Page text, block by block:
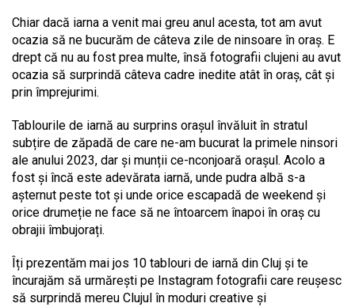
Chiar dacă iarna a venit mai greu anul acesta, tot am avut
ocazia să ne bucurăm de câteva zile de ninsoare în oraș. E
drept că nu au fost prea multe, însă fotografii clujeni au avut
ocazia să surprindă câteva cadre inedite atât în oraș, cât și
prin împrejurimi.
Tablourile de iarnă au surprins orașul învăluit în stratul
subțire de zăpadă de care ne-am bucurat la primele ninsori
ale anului 2023, dar și munții ce-nconjoară orașul. Acolo a
fost și încă este adevărata iarnă, unde pudra albă s-a
așternut peste tot și unde orice escapadă de weekend și
orice drumeție ne face să ne întoarcem înapoi în oraș cu
obrajii îmbujorați.
Îți prezentăm mai jos 10 tablouri de iarnă din Cluj și te
încurajăm să urmărești pe Instagram fotografii care reușesc
să surprindă mereu Clujul în moduri creative și